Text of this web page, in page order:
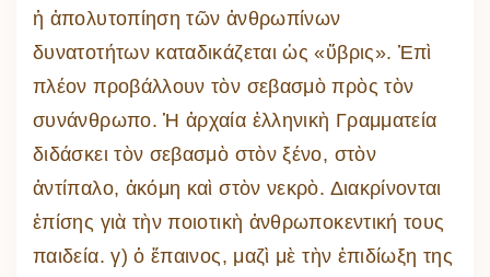
ἡ ἀπολυτοπίηση τῶν ἀνθρωπίνων
δυνατοτήτων καταδικάζεται ὡς «ὕβρις». Ἐπὶ
πλέον προβάλλουν τὸν σεβασμὸ πρὸς τὸν
συνάνθρωπο. Ἡ ἀρχαία ἑλληνικὴ Γραμματεία
διδάσκει τὸν σεβασμὸ στὸν ξένο, στὸν
ἀντίπαλο, ἀκόμη καὶ στὸν νεκρὸ. Διακρίνονται
ἐπίσης γιὰ τὴν ποιοτικὴ ἀνθρωποκεντική τους
παιδεία. γ) ὁ ἔπαινος, μαζὶ μὲ τὴν ἐπιδίωξη της